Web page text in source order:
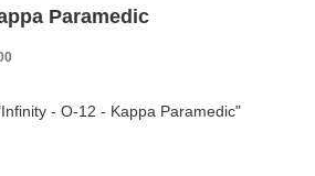
Paramedic